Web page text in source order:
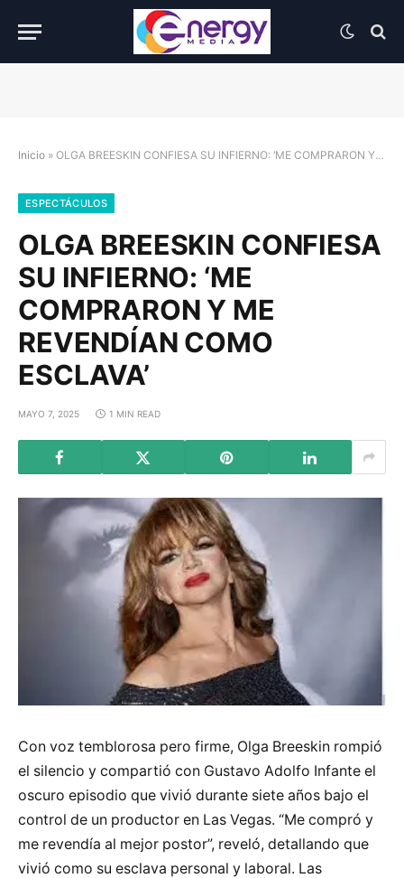
Inicio » OLGA BREESKIN CONFIESA SU INFIERNO: ‘ME COMPRARON Y ME REVENDÍAN COMO ESCLAVA’
ESPECTÁCULOS
OLGA BREESKIN CONFIESA
SU INFIERNO: ‘ME
COMPRARON Y ME
REVENDÍAN COMO
ESCLAVA’
MAYO 7, 2025 1 MIN READ
Con voz temblorosa pero firme, Olga Breeskin rompió
el silencio y compartió con Gustavo Adolfo Infante el
oscuro episodio que vivió durante siete años bajo el
control de un productor en Las Vegas. “Me compró y
me revendía al mejor postor”, reveló, detallando que
vivió como su esclava personal y laboral. Las